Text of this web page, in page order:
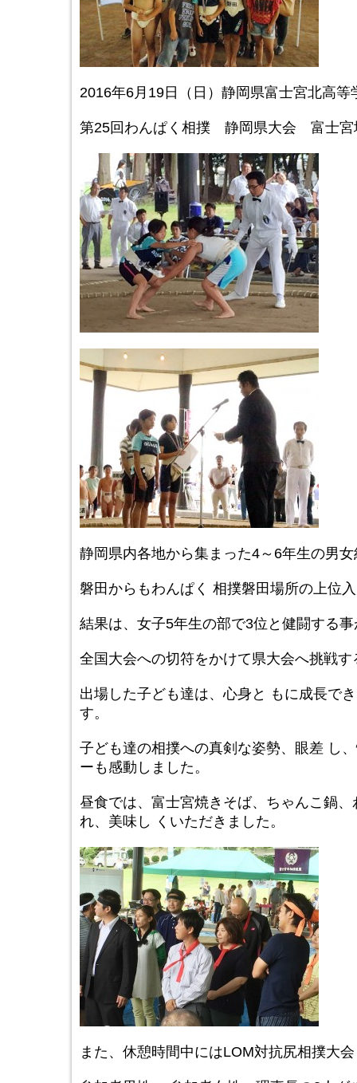
2016年6月19日（日）静岡県富士宮北高等
第25回わんぱく相撲 静岡県大会 富士宮
静岡県内各地から集まった4～6年生の男
磐田からもわんぱく 相撲磐田場所の上位
結果は、女子5年生の部で3位と健闘する
全国大会への切符をかけて県大会へ挑戦す
出場した子ども達は、心身と もに成長で
す。
子ども達の相撲への真剣な姿勢、眼差 し
ーも感動しました。
昼食では、富士宮焼きそば、ちゃんこ鍋、
れ、美味し くいただきました。
また、休憩時間中にはLOM対抗尻相撲大